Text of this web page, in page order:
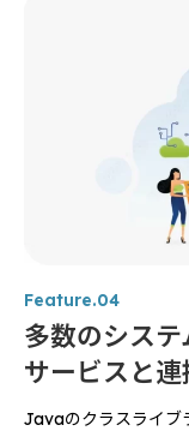
Feature.04
多数のシステ
サービスと連
Javaのクラスライブ